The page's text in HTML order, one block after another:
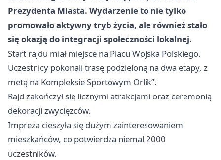
Prezydenta Miasta. Wydarzenie to nie tylko
promowało aktywny tryb życia, ale również stało
się okazją do integracji społeczności lokalnej.
Start rajdu miał miejsce na Placu Wojska Polskiego.
Uczestnicy pokonali trasę podzieloną na dwa etapy, z
metą na Kompleksie Sportowym Orlik”.
Rajd zakończył się licznymi atrakcjami oraz ceremonią
dekoracji zwycięzców.
Impreza cieszyła się dużym zainteresowaniem
mieszkańców, co potwierdza niemal 2000
uczestników.